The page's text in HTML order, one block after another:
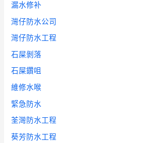
漏水修补
灣仔防水公司
灣仔防水工程
石屎剝落
石屎鑽咀
維修水喉
緊急防水
荃灣防水工程
葵芳防水工程